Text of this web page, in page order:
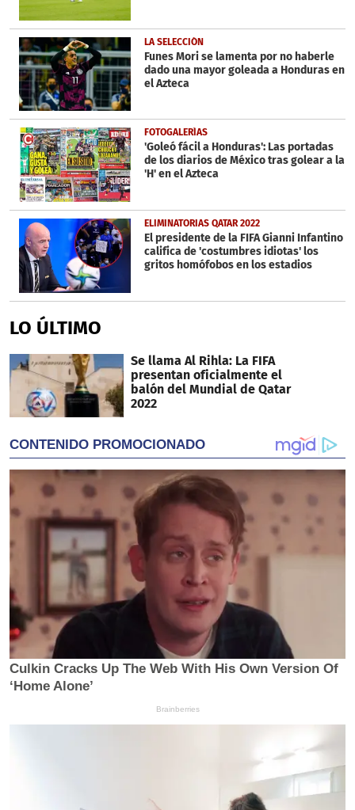
LA SELECCIÓN
Funes Mori se lamenta por no haberle
dado una mayor goleada a Honduras en
el Azteca
FOTOGALERÍAS
'Goleó fácil a Honduras': Las portadas
de los diarios de México tras golear a la
'H' en el Azteca
ELIMINATORIAS QATAR 2022
El presidente de la FIFA Gianni Infantino
califica de 'costumbres idiotas' los
gritos homófobos en los estadios
LO ÚLTIMO
Se llama Al Rihla: La FIFA
presentan oficialmente el
balón del Mundial de Qatar
2022